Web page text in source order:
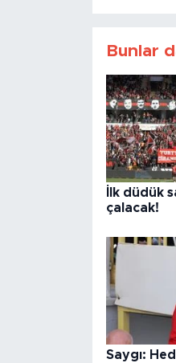
Bunlar
İlk düdük
çalacak!
Saygı: